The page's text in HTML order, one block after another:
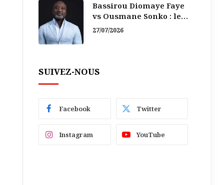
Bassirou Diomaye Faye
vs Ousmane Sonko : le
vacarme du pouvoir ne
27/07/2026
SUIVEZ-NOUS
Facebook Twitter
Instagram YouTube